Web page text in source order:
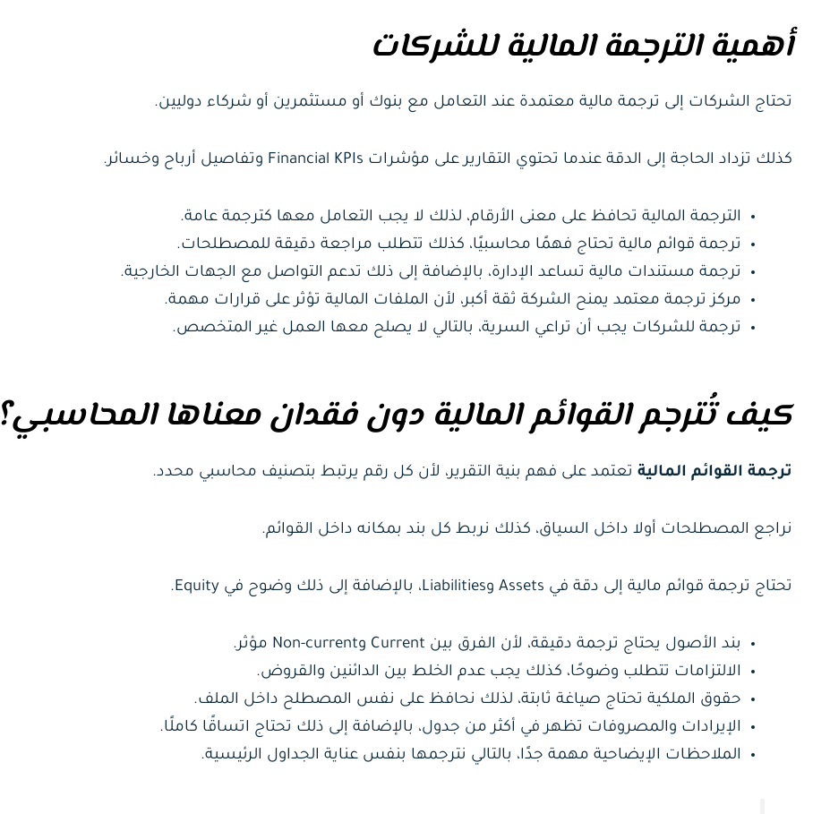
أهمية الترجمة المالية للشركات
تحتاج الشركات إلى ترجمة مالية معتمدة عند التعامل مع بنوك أو مستثمرين أو شركاء دوليين.
كذلك تزداد الحاجة إلى الدقة عندما تحتوي التقارير على مؤشرات Financial KPIs وتفاصيل أرباح وخسائر.
الترجمة المالية تحافظ على معنى الأرقام، لذلك لا يجب التعامل معها كترجمة عامة.
ترجمة قوائم مالية تحتاج فهمًا محاسبيًا، كذلك تتطلب مراجعة دقيقة للمصطلحات.
ترجمة مستندات مالية تساعد الإدارة، بالإضافة إلى ذلك تدعم التواصل مع الجهات الخارجية.
مركز ترجمة معتمد يمنح الشركة ثقة أكبر، لأن الملفات المالية تؤثر على قرارات مهمة.
ترجمة للشركات يجب أن تراعي السرية، بالتالي لا يصلح معها العمل غير المتخصص.
كيف تُترجم القوائم المالية دون فقدان معناها المحاسبي؟
ترجمة القوائم المالية تعتمد على فهم بنية التقرير، لأن كل رقم يرتبط بتصنيف محاسبي محدد.
نراجع المصطلحات أولا داخل السياق، كذلك نربط كل بند بمكانه داخل القوائم.
تحتاج ترجمة قوائم مالية إلى دقة في Assets وLiabilities، بالإضافة إلى ذلك وضوح في Equity.
بند الأصول يحتاج ترجمة دقيقة، لأن الفرق بين Current وNon-current مؤثر.
الالتزامات تتطلب وضوحًا، كذلك يجب عدم الخلط بين الدائنين والقروض.
حقوق الملكية تحتاج صياغة ثابتة، لذلك نحافظ على نفس المصطلح داخل الملف.
الإيرادات والمصروفات تظهر في أكثر من جدول، بالإضافة إلى ذلك تحتاج اتساقًا كاملًا.
الملاحظات الإيضاحية مهمة جدًا، بالتالي نترجمها بنفس عناية الجداول الرئيسية.